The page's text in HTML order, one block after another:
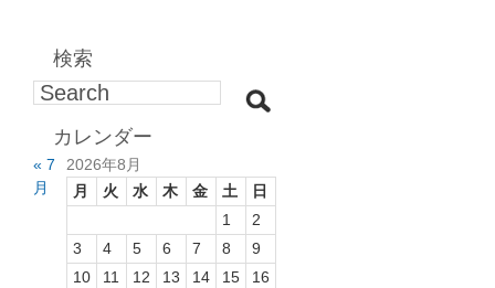
検索
カレンダー
2026年8月
月
火 水 木 金 土
日
1
2
3
4 5 6 7 8
9
10
11 12 13 14 15
16
« 7
月